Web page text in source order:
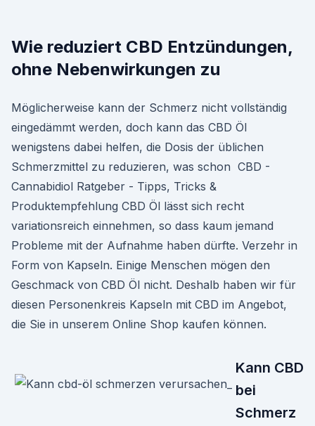
Wie reduziert CBD Entzündungen,
ohne Nebenwirkungen zu
Möglicherweise kann der Schmerz nicht vollständig
eingedämmt werden, doch kann das CBD Öl
wenigstens dabei helfen, die Dosis der üblichen
Schmerzmittel zu reduzieren, was schon ️ CBD -
Cannabidiol Ratgeber - Tipps, Tricks &
Produktempfehlung CBD Öl lässt sich recht
variationsreich einnehmen, so dass kaum jemand
Probleme mit der Aufnahme haben dürfte. Verzehr in
Form von Kapseln. Einige Menschen mögen den
Geschmack von CBD Öl nicht. Deshalb haben wir für
diesen Personenkreis Kapseln mit CBD im Angebot,
die Sie in unserem Online Shop kaufen können.
Kann CBD
bei
Schmerz